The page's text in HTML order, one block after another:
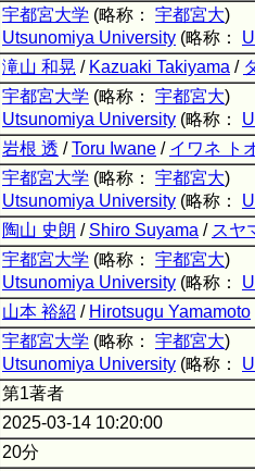
宇都宮大学 (略称： 宇都宮大)
Utsunomiya University (略称：
滝山 和晃 / Kazuaki Takiyama /
宇都宮大学 (略称： 宇都宮大)
Utsunomiya University (略称：
岩根 透 /Toru Iwane / イワネ ト
宇都宮大学 (略称： 宇都宮大)
Utsunomiya University (略称：
陶山 史朗 / Shiro Suyama / スヤ
宇都宮大学 (略称： 宇都宮大)
Utsunomiya University (略称：
山本 裕紹 / Hirotsugu Yamamoto
宇都宮大学 (略称： 宇都宮大)
Utsunomiya University (略称：
第1著者
2025-03-14 10:20:00
20分